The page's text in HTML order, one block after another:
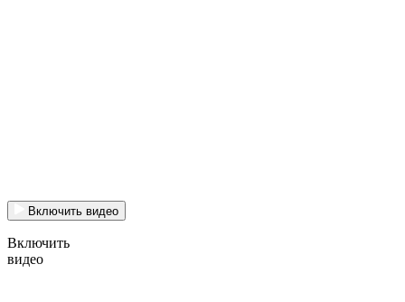
Включить видео
Включить
видео